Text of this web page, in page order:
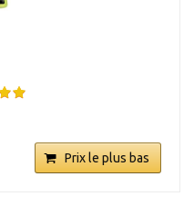
Prix le plus bas